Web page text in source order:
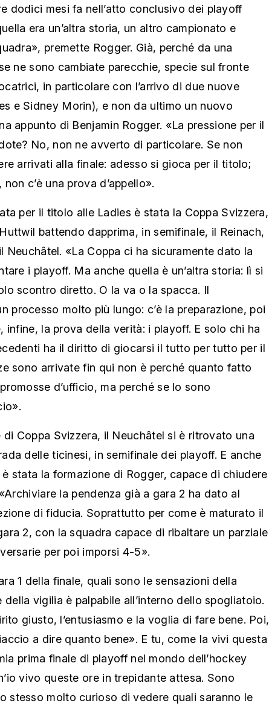
dodici mesi fa nell’atto conclusivo dei playoff
era un’altra storia, un altro campionato e
premette Rogger. Già, perché da una
ne sono cambiate parecchie, specie sul fronte
in particolare con l’arrivo di due nuove
e Sidney Morin), e non da ultimo un nuovo
appunto di Benjamin Rogger. «La pressione per il
No, non ne avverto di particolare. Se non
arrivati alla finale: adesso si gioca per il titolo;
non c’è una prova d’appello».
per il titolo alle Ladies è stata la Coppa Svizzera,
battendo dapprima, in semifinale, il Reinach,
Neuchâtel. «La Coppa ci ha sicuramente dato la
i playoff. Ma anche quella è un’altra storia: lì si
scontro diretto. O la va o la spacca. Il
processo molto più lungo: c’è la preparazione, poi
infine, la prova della verità: i playoff. E solo chi ha
ha il diritto di giocarsi il tutto per tutto per il
sono arrivate fin qui non è perché quanto fatto
d’ufficio, ma perché se lo sono
Coppa Svizzera, il Neuchâtel si è ritrovato una
delle ticinesi, in semifinale dei playoff. E anche
stata la formazione di Rogger, capace di chiudere
la pendenza già a gara 2 ha dato al
di fiducia. Soprattutto per come è maturato il
2, con la squadra capace di ribaltare un parziale
per poi imporsi 4-5».
1 della finale, quali sono le sensazioni della
della vigilia è palpabile all’interno dello spogliatoio.
giusto, l’entusiasmo e la voglia di fare bene. Poi,
a dire quanto bene». E tu, come la vivi questa
prima finale di playoff nel mondo dell’hockey
vivo queste ore in trepidante attesa. Sono
stesso molto curioso di vedere quali saranno le